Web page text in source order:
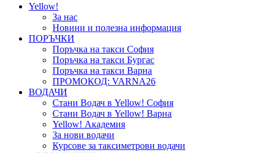
Yellow!
За нас
Новини и полезна информация
ПОРЪЧКИ
Поръчка на такси София
Поръчка на такси Бургас
Поръчка на такси Варна
ПРОМОКОД: VARNA26
ВОДАЧИ
Стани Водач в Yellow! София
Стани Водач в Yellow! Варна
Yellow! Академия
За нови водачи
Курсове за таксиметрови водачи